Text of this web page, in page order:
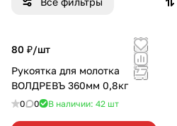
80 ₽/шт
Рукоятка для молотка
ВОЛДРЕВЪ 360мм 0,8кг
0 0 В наличии: 42 шт